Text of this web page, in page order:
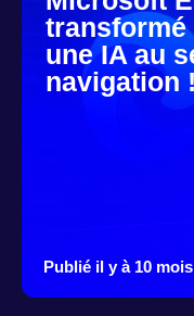
transformé
une IA au
navigation !
Publié il y à 10 mois